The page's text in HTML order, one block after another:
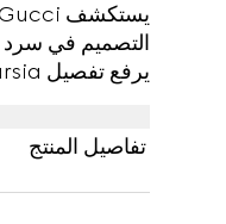
التصميم في سرد
يرفع تفصيل Web intarsia هذه الحقيبة الصغيرة إلى مستوى أعلى.
تفاصيل المنتج